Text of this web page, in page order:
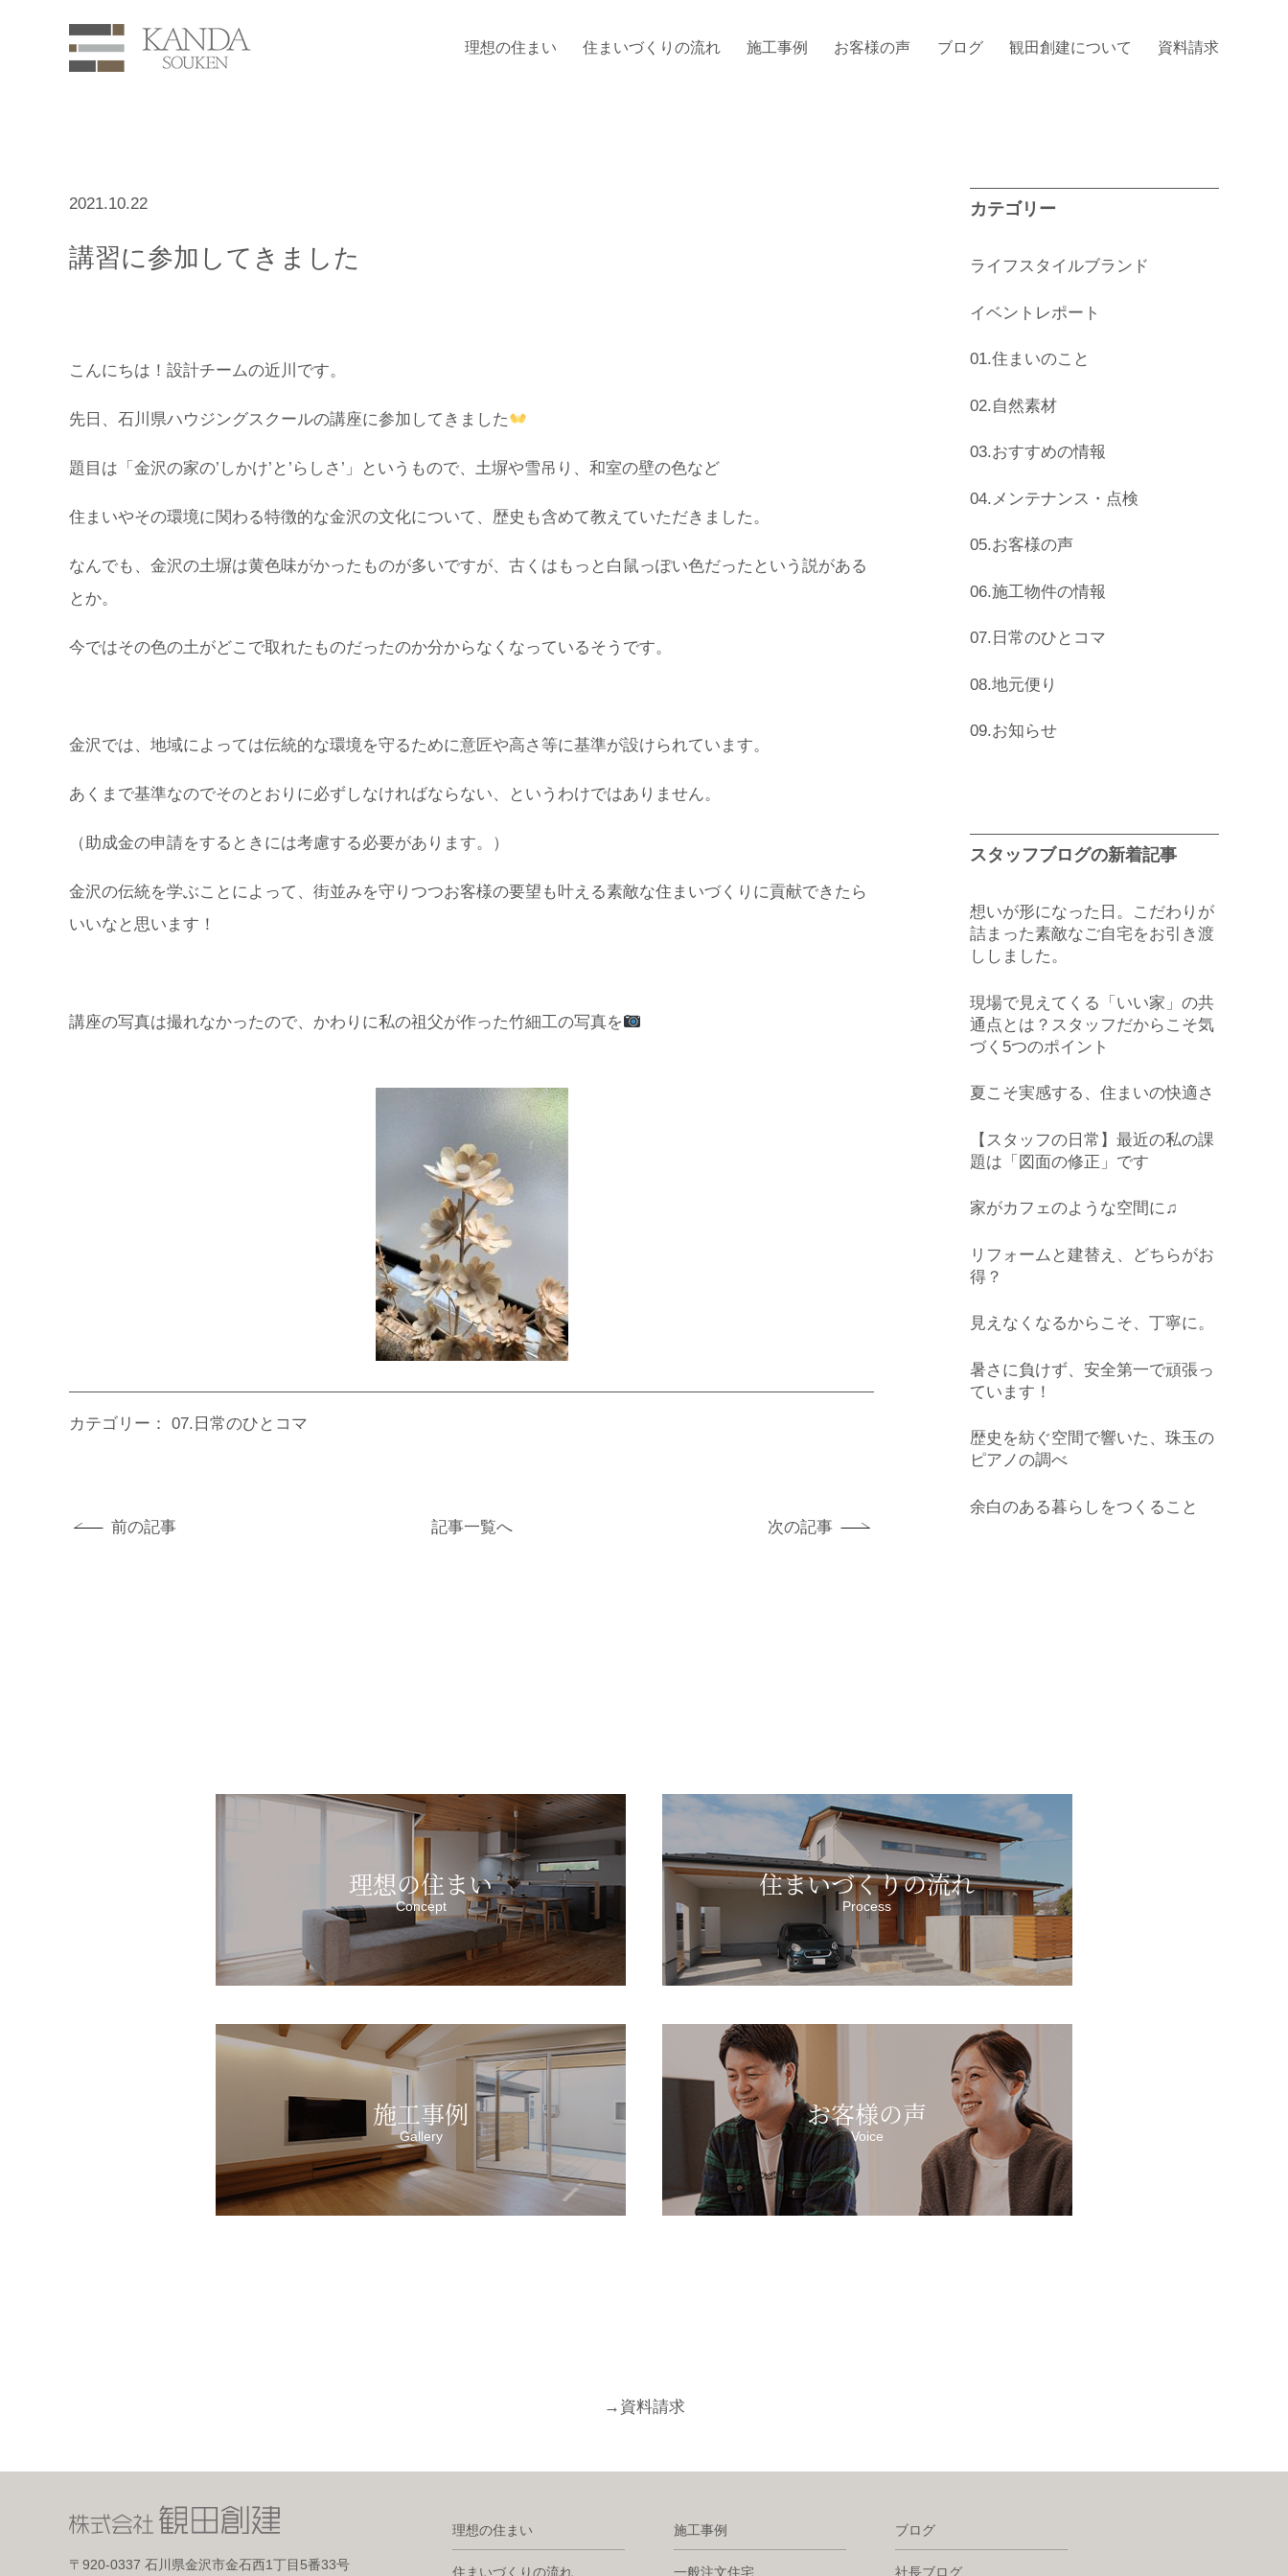
理想の住まい 住まいづくりの流れ 施工事例 お客様の声 ブログ 観田創建について 資料請求
2021.10.22
講習に参加してきました
こんにちは！設計チームの近川です。
先日、石川県ハウジングスクールの講座に参加してきました
題目は「金沢の家の’しかけ’と’らしさ’」というもので、土塀や雪吊り、和室の壁の色など
住まいやその環境に関わる特徴的な金沢の文化について、歴史も含めて教えていただきました。
なんでも、金沢の土塀は黄色味がかったものが多いですが、古くはもっと白鼠っぽい色だったという説がある
とか。
今ではその色の土がどこで取れたものだったのか分からなくなっているそうです。
金沢では、地域によっては伝統的な環境を守るために意匠や高さ等に基準が設けられています。
あくまで基準なのでそのとおりに必ずしなければならない、というわけではありません。
（助成金の申請をするときには考慮する必要があります。）
金沢の伝統を学ぶことによって、街並みを守りつつお客様の要望も叶える素敵な住まいづくりに貢献できたら
いいなと思います！
講座の写真は撮れなかったので、かわりに私の祖父が作った竹細工の写真を
カテゴリー： 07.日常のひとコマ
前の記事 記事一覧へ 次の記事
カテゴリー
ライフスタイルブランド
イベントレポート
01.住まいのこと
02.自然素材
03.おすすめの情報
04.メンテナンス・点検
05.お客様の声
06.施工物件の情報
07.日常のひとコマ
08.地元便り
09.お知らせ
スタッフブログの新着記事
想いが形になった日。こだわりが
詰まった素敵なご自宅をお引き渡
ししました。
現場で見えてくる「いい家」の共
通点とは？スタッフだからこそ気
づく5つのポイント
夏こそ実感する、住まいの快適さ
【スタッフの日常】最近の私の課
題は「図面の修正」です
家がカフェのような空間に♫
リフォームと建替え、どちらがお
得？
見えなくなるからこそ、丁寧に。
暑さに負けず、安全第一で頑張っ
ています！
歴史を紡ぐ空間で響いた、珠玉の
ピアノの調べ
余白のある暮らしをつくること
理想の住まい
Concept
住まいづくりの流れ
Process
施工事例
Gallery
お客様の声
Voice
→ 資料請求
〒920-0337 石川県金沢市金石西1丁目5番33号
理想の住まい
住まいづくりの流れ
施工事例
一般注文住宅
ブログ
社長ブログ